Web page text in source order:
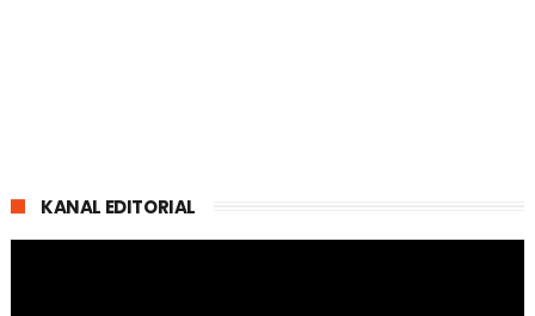
KANAL EDITORIAL